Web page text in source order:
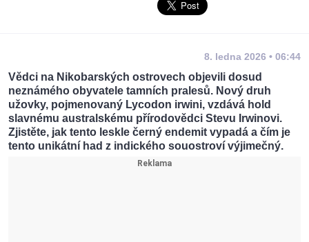
8. ledna 2026 • 06:44
Vědci na Nikobarských ostrovech objevili dosud
neznámého obyvatele tamních pralesů. Nový druh
užovky, pojmenovaný Lycodon irwini, vzdává hold
slavnému australskému přírodovědci Stevu Irwinovi.
Zjistěte, jak tento leskle černý endemit vypadá a čím je
tento unikátní had z indického souostroví výjimečný.